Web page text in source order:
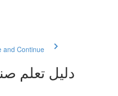
and Continue
2- دليل تعلم